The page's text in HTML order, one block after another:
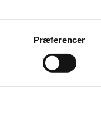
Præferencer